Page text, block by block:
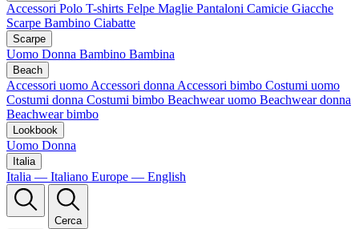
Accessori Polo T-shirts Felpe Maglie Pantaloni Camicie Giacche
Scarpe Bambino Ciabatte
Scarpe
Uomo Donna Bambino Bambina
Beach
Accessori uomo Accessori donna Accessori bimbo Costumi uomo
Costumi donna Costumi bimbo Beachwear uomo Beachwear donna
Beachwear bimbo
Lookbook
Uomo Donna
Italia
Italia — Italiano Europe — English
Cerca